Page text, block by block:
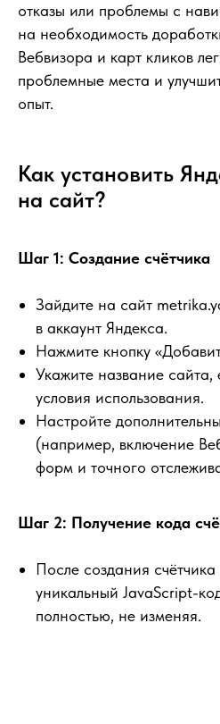
отказы или проблемы с
на необходимость
Вебвизора и карт кликов
проблемные места и
опыт.
Как установить
на сайт?
Шаг 1: Создание счётчика
Зайдите на сайт
в аккаунт Яндекса.
Нажмите кнопку
Укажите название сайта,
условия использования.
Настройте
(например, включение
форм и точного
Шаг 2: Получение кода
После создания
уникальный JavaScript-
полностью, не изменяя.